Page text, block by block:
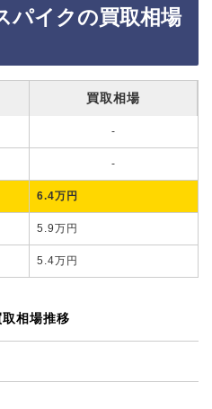
パイクの買取相場
買取相場
-
-
6.4万円
5.9万円
5.4万円
相場推移